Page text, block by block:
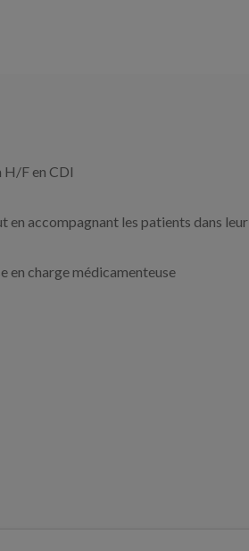
H/F en CDI
en accompagnant les patients dans leur
en charge médicamenteuse